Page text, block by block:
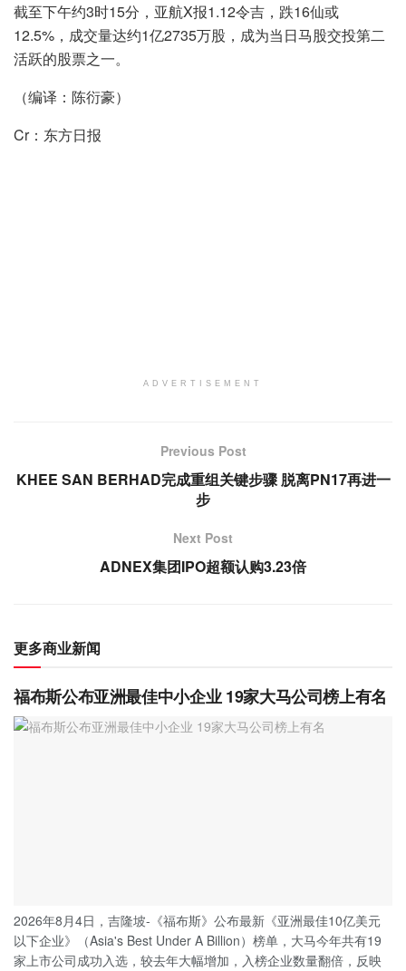
截至下午约3时15分，亚航X报1.12令吉，跌16仙或
12.5%，成交量达约1亿2735万股，成为当日马股交投第二
活跃的股票之一。
（编译：陈衍豪）
Cr：东方日报
ADVERTISEMENT
Previous Post
KHEE SAN BERHAD完成重组关键步骤 脱离PN17再进一
步
Next Post
ADNEX集团IPO超额认购3.23倍
更多商业新闻
福布斯公布亚洲最佳中小企业 19家大马公司榜上有名
2026年8月4日，吉隆坡-《福布斯》公布最新《亚洲最佳10亿美元
以下企业》（Asia's Best Under A Billion）榜单，大马今年共有19
家上市公司成功入选，较去年大幅增加，入榜企业数量翻倍，反映